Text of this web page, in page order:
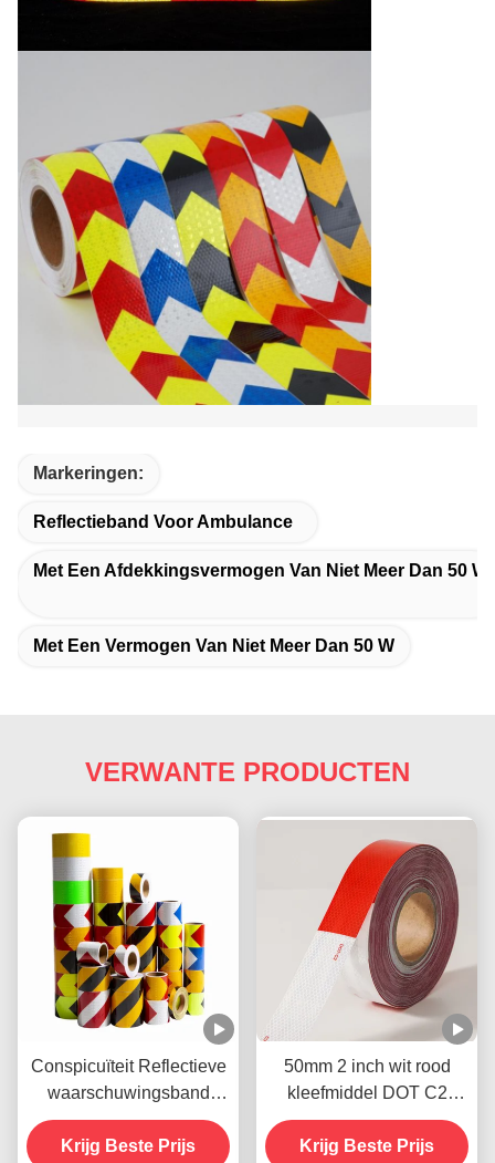
Markeringen:
Reflectieband Voor Ambulance
Met Een Afdekkingsvermogen Van Niet Meer Dan 50 W
Met Een Vermogen Van Niet Meer Dan 50 W
VERWANTE PRODUCTEN
Conspicuïteit Reflectieve
waarschuwingsband
Biocolor Zwart en Geel
Krijg Beste Prijs
50mm 2 inch wit rood
kleefmiddel DOT C2
reflecterende
veiligheidstape stickers
Krijg Beste Prijs